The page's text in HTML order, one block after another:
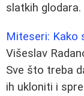
slatkih glodara.
Miteseri: Kako
Višeslav
Sve što treba
ih ukloniti i